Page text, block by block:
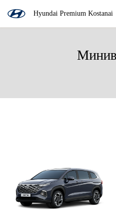
Hyundai Premium Kostanai